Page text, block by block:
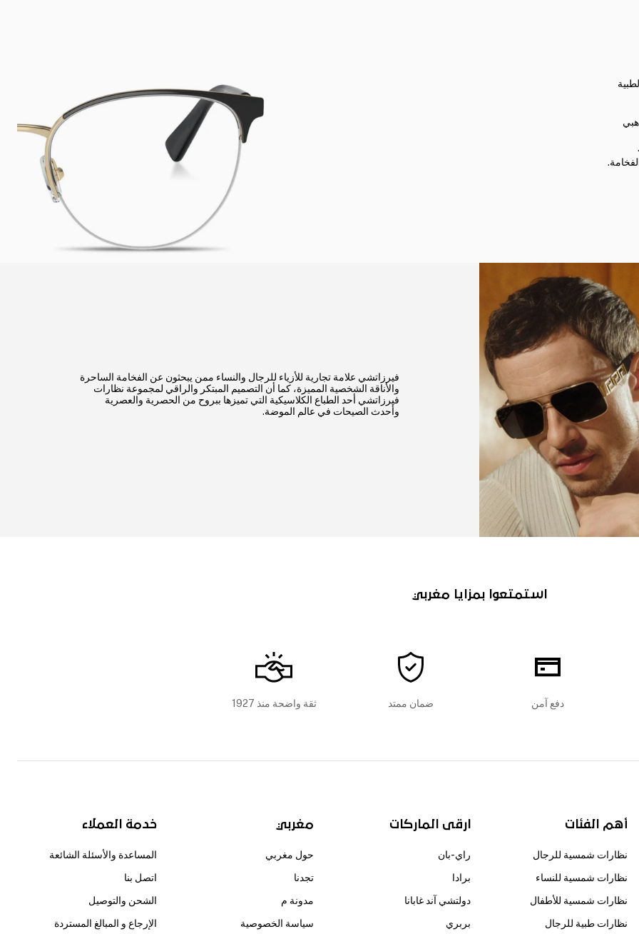
فيرزاتشي علامة تجارية للأزياء للرجال والنساء ممن يبحثون عن الفخامة الساحرة
والأناقة الشخصية المميزة، كما أن التصميم المبتكر والراقي لمجموعة نظارات
فيرزاتشي أحد الطباع الكلاسيكية التي تميزها ببروح من الحصرية والعصرية
وأحدث الصيحات في عالم الموضة.
استمتعوا بمزايا مغربي
دفع آمن ضمان ممتد ثقة واضحة منذ 1927
أهم الفئات
نظارات شمسية للرجال
نظارات شمسية للنساء
نظارات شمسية للأطفال
نظارات طبية للرجال
ارقى الماركات
راي-بان
برادا
دولتشي آند غابانا
بربري
مغربي
حول مغربي
تجدنا
مدونة م
سياسة الخصوصية
خدمة العملاء
المساعدة والأسئلة الشائعة
اتصل بنا
الشحن والتوصيل
الإرجاع و المبالغ المستردة